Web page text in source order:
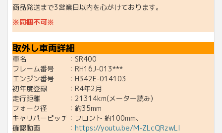
商品発送まで3営業日以内を心がけております。
※同梱不可※
取外し車両詳細
車名 ：SR400
フレーム番号 ：RH16J-013***
エンジン番号 ：H342E-014103
初年度登録 ：R4年2月
走行距離 ：21314km(メーター読み)
フォーク径 ：約35mm
キャリパーピッチ：フロント 約100mm、
確認動画 ： https://youtu.be/M-ZLcQRzwLI